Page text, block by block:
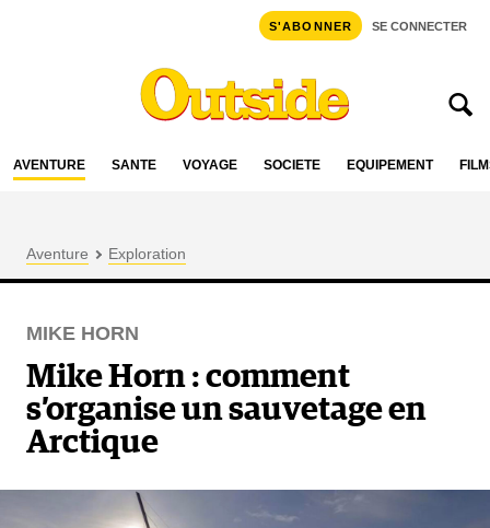
S'ABONNER SE CONNECTER
AVENTURE SANTÉ VOYAGE SOCIÉTÉ ÉQUIPEMENT
Aventure Exploration
MIKE HORN
Mike Horn : comment
s’organise un sauvetage en
Arctique